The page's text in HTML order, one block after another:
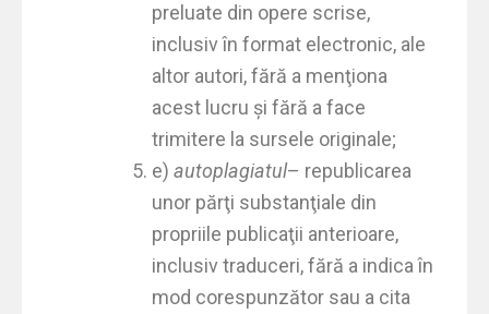
preluate din opere scrise,
inclusiv în format electronic, ale
altor autori, fără a menţiona
acest lucru şi fără a face
trimitere la sursele originale;
e) autoplagiatul– republicarea
unor părţi substanţiale din
propriile publicaţii anterioare,
inclusiv traduceri, fără a indica în
mod corespunzător sau a cita